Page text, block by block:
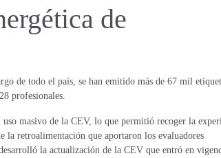
de
de todo el país, se han emitido más de 67 mil
profesionales.
masivo de la CEV, lo que permitió recoger la
la retroalimentación que aportaron los evaluadores
la actualización de la CEV que entró en